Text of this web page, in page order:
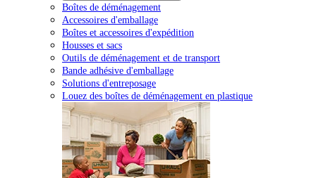
Boîtes de déménagement
Accessoires d'emballage
Boîtes et accessoires d'expédition
Housses et sacs
Outils de déménagement et de transport
Bande adhésive d'emballage
Solutions d'entreposage
Louez des boîtes de déménagement en plastique